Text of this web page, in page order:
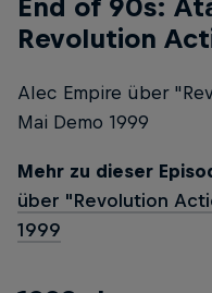
End of 90s:
Revolution
Alec Empire über
Mai Demo 1999
Mehr zu dieser
über "Revolution
1999